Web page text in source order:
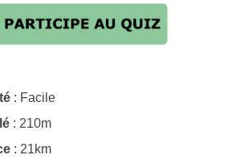
: Facile
: 210m
: 21km